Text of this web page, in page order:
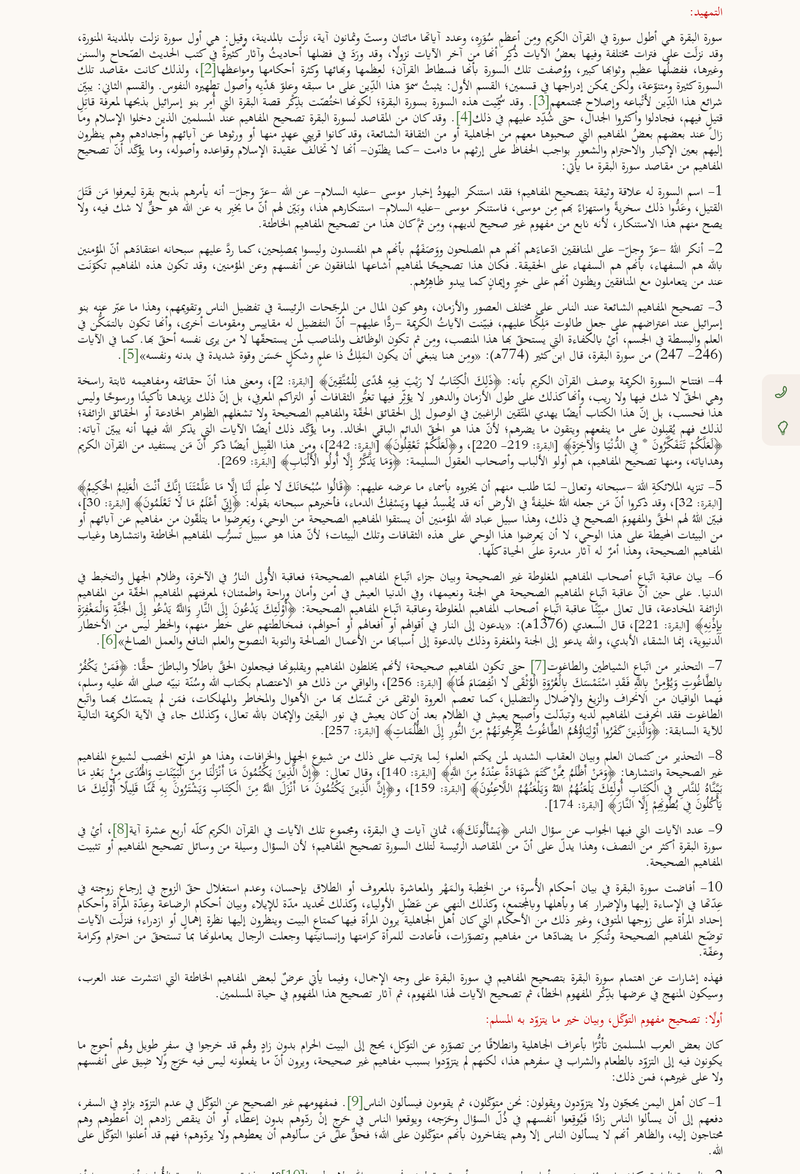
التمهيد:
سورة البقرة هي أطول سورة في القرآن الكريم ومِن أعظمِ سُوَرِه، وعدد آياتها مائتان وستّ وثمانون آية، نزلَت بالمدينة، وقيل: هي أول سورة نزلت بالمدينة المنورة،
وقد نزلَت على فترات مختلفة وفيها بعضُ الآيات ذُكِر أنها من آخر الآيات نزولًا، وقد ورَدَ في فضلها أحاديثُ وآثار ٌكثيرةٌ في كتب الحديث الصّحاح والسنن
وغيرها، ففضلُها عظيم وثوابها كبير، ووُصفت تلك السورة بأنها فسطاط القرآن؛ لعِظمها وبهائها وكثرة أحكامها ومواعظها[2] ، ولذلك كانت مقاصد تلك
السورة كثيرة ومتنوّعة، ولكن يمكن إدراجها في قسمين؛ القسم الأول: يثبتُ سموّ هذا الدِّين على ما سبقه وعلوّ هَدْيِه وأصول تطهيره النفوس. والقسم الثاني: يبيِّن
شرائع هذا الدِّين لأَتْباعه وإصلاح مجتمعهم[3] . وقد سُمِّيت هذه السورة بسورة البقرة؛ لكونها اختُصّت بذِكْر قصة البقرة التي أُمِر بنو إسرائيل بذبحها لمعرفة قاتِلِ
قتيلٍ فيهم، فجادلوا وأكثروا الجدال، حتى شُدِّد عليهم في ذلك[4] . وقد كان من المقاصد لسورة البقرة تصحيح المفاهيم عند المسلمين الذين دخلوا الإسلام وما
زال عند بعضهم بعضُ المفاهيم التي صحبوها معهم من الجاهلية أو من الثقافة الشائعة، وقد كانوا قريبي عهدٍ منها أو ورثوها عن آبائهم وأجدادهم وهم ينظرون
إليهم بعين الإكبار والاحترام والشعور بواجب الحفاظ على إرثهم ما دامت -كما يظنّون- أنها لا تخالف عقيدة الإسلام وقواعده وأصوله، وما يؤكّد أنّ تصحيح
المفاهيم من مقاصد سورة البقرة ما يأتي:
1- اسم السورة له علاقة وثيقة بتصحيح المفاهيم؛ فقد استنكر اليهودُ إخبار موسى -عليه السلام- عن الله -عزّ وجلّ- أنه يأمرهم بذبح بقرة ليعرفوا مَن قَتَلَ
القتيل، وعَدُّوا ذلك سخريةً واستهزاءً بهم مِن موسى، فاستنكر موسى -عليه السلام- استنكارهم هذا، وبَيّن لهم أنّ ما يخبِر به عن الله هو حقٌّ لا شك فيه، ولا
يصح منهم هذا الاستنكار، لأنه نابع من مفهوم غير صحيح لديهم، ومِن ثمَّ كان هذا من تصحيح المفاهيم الخاطئة.
2- أنكر اللهُ -عزّ وجلّ- على المنافقين ادّعاءَهم أنهم هم المصلحون ووَصَفَهُم بأنهم هم المفسدون وليسوا بمصلِحين، كما ردَّ عليهم سبحانه اعتقادَهم أنّ المؤمنين
بالله هم السفهاء، بأنهم هم السفهاء على الحقيقة. فكان هذا تصحيحًا لمفاهيم أشاعها المنافقون عن أنفسهم وعن المؤمنين، وقد تكون هذه المفاهيم تكوّنَت
عند من يتعاملون مع المنافقين ويظنون أنهم على خيرٍ وإيمانٍ كما يبدو ظاهِرُهم.
3- تصحيح المفاهيم الشائعة عند الناس على مختلف العصور والأزمان، وهو كون المال من المرجّحات الرئيسة في تفضيل الناس وتقويمهم، وهذا ما عبّر عنه بنو
إسرائيل عند اعتراضهم على جعلِ طالوت مَلِكًا عليهم، فبيّـنت الآياتُ الكريمة -ردًّا عليهم- أنّ التفضيل له مقاييس ومقومات أخرى، وأنها تكون بالتمَكُّن في
العلم والبسطة في الجسم، أيْ بالكفاءة التي يستحقّ بها هذا المنصب، ومِن ثم تكون الوظائف والمناصب لمن يستحقّها لا من يرى نفسه أحقّ بها. كما في الآيات
(246- 247) من سورة البقرة، قال ابن كثير (774هـ): «ومِن هنا ينبغي أن يكون الـمَلِكُ ذا علمٍ وشكلٍ حَسَن وقوة شديدة في بدنه ونفسه» [5]
.
4- افتتاح السورة الكريمة بوصف القرآن الكريم بأنه: ﴿‌ذَلِكَ ‌الْكِتَابُ لَا رَيْبَ فِيهِ هُدًى لِلْمُتَّقِينَ﴾
[البقرة: 2] ، ومعنى هذا أنّ حقائقه ومفاهيمه ثابتة راسخة
وهي الحقّ لا شك فيها ولا ريب، وأنها كذلك على طول الأزمان والدهور لا يؤثِّر فيها تغيُّر الثقافات أو التراكم المعرفي، بل إنّ ذلك يزيدها تأكيدًا ورسوخًا وليس
هذا فحسب، بل إنّ هذا الكتاب أيضًا يهدي المتّقين الراغبين في الوصول إلى الحقائق الحقّة والمفاهيم الصحيحة ولا تشغلهم الظواهر الخادعة أو الحقائق الزائفة؛
لذلك فهم يُقبِلون على ما ينفعهم ويتقون ما يضرهم؛ لأنّ هذا هو الحقّ الدائم الباقي الخالد. وما يؤكّد ذلك أيضًا الآيات التي يذكر الله فيها أنه يبيّن آياته:
﴿‌لَعَلَّكُمْ ‌تَتَفَكَّرُونَ * فِي الدُّنْيَا وَالْآخِرَةِ﴾ [البقرة: 219- 220] ، و﴿‌لَعَلَّكُمْ ‌تَعْقِلُونَ﴾ [البقرة: 242] ، ومن هذا القَبِيل أيضًا ذكر أنّ مَن يستفيد من القرآن الكريم
وهداياته، ومنها تصحيح المفاهيم، هم أولو الألباب وأصحاب العقول السليمة: ﴿‌وَمَا ‌يَذَّكَّرُ ‌إِلَّا ‌أُولُو ‌الْأَلْبَابِ﴾ [البقرة: 269].
5- تنزيه الملائكةِ اللهَ -سبحانه وتعالى- لـمّا طلب منهم أن يخبروه بأسماء ما عرضه عليهم: ﴿قَالُوا سُبْحَانَكَ لَا عِلْمَ لَنَا إِلَّا مَا عَلَّمْتَنَا إِنَّكَ أَنْتَ الْعَلِيمُ الْحَكِيمُ﴾
[البقرة: 32] ، وقد ذكروا أنّ مَن جعله اللهُ خليفةً في الأرض أنه قد يُفْسِدُ فيها ويَسْفِكُ الدماء، فأخبرهم سبحانه بقوله: ﴿إِنِّي أَعْلَمُ مَا لَا تَعْلَمُونَ﴾[البقرة: 30] ،
فبيّن اللهُ لهم الحقَّ والمفهومَ الصحيح في ذلك، وهذا سبيل عباد الله المؤمنين أن يستقوا المفاهيم الصحيحة من الوحي، ويَعرِضوا ما يتلقّون من مفاهيم عن آبائهم أو
من البيئات المحيطة على هذا الوحي، لا أن يَعرِضوا هذا الوحي على هذه الثقافات وتلك البيئات؛ لأنّ هذا هو سبيل تسرُّب المفاهيم الخاطئة وانتشارها وغياب
المفاهيم الصحيحة، وهذا أمرٌ له آثار مدمرة على الحياة كلّها.
6- بيان عاقبة اتّباع أصحاب المفاهيم المغلوطة غير الصحيحة وبيان جزاء اتّباع المفاهيم الصحيحة؛ فعاقبة الأُولى النارُ في الآخرة، وظلام الجهل والتخبط في
الدنيا. على حين أنّ عاقبة اتّباع المفاهيم الصحيحة هي الجنة ونعيمها، وفي الدنيا العيش في أمن وأمان وراحة واطمئنان؛ لمعرفتهم المفاهيم الحقّة من المفاهيم
الزائفة المخادعة، قال تعالى مبيِّنًا عاقبة اتّباع أصحاب المفاهيم المغلوطة وعاقبة اتّباع المفاهيم الصحيحة: ﴿أُوْلَـئِكَ يَدْعُونَ إِلَى النَّارِ وَاللَّهُ يَدْعُو إِلَى الْجَنَّةِ وَالْمَغْفِرَةِ
بِإِذْنِهِ﴾ [البقرة: 221] ، قال السعدي (1376هـ): «يدعون إلى النار في أقوالهم أو أفعالهم أو أحوالهم، فمخالطتهم على خطر منهم، والخطر ليس من الأخطار
الدنيوية، إنما الشقاء الأبدي، والله يدعو إلى الجنة والمغفرة وذلك بالدعوة إلى أسبابها من الأعمال الصالحة والتوبة النصوح والعلم النافع والعمل الصالح»[6]
.
7- التحذير من اتّباع الشياطين والطاغوت
[7] حتى تكون المفاهيم صحيحة؛ لأنهم يخلطون المفاهيم ويقلبونها فيجعلون الحقَّ باطلًا والباطلَ حقًّا: ﴿فَمَنْ يَكْفُرْ
بِالطَّاغُوتِ وَيُؤْمِنْ بِاللَّهِ فَقَدِ اسْتَمْسَكَ بِالْعُرْوَةِ الْوُثْقَى لَا انْفِصَامَ لَهَا﴾ [البقرة: 256] ، والواقي من ذلك هو الاعتصام بكتاب الله وسُنّة نبيّه صلى الله عليه وسلم،
فهما الواقيان من الانحراف والزيغ والإضلال والتضليل، كما تعصم العروة الوثقى مَن تمسّك بها من الأهوال والمخاطر والمهلكات، فمَن لم يتمسّك بهما واتّبع
الطاغوت فقد انحرفت المفاهيم لديه وتبدّلت وأصبح يعيش في الظلام بعد أن كان يعيش في نور اليقين والإيمان بالله تعالى، وكذلك جاء في الآية الكريمة التالية
للآية السابقة: ﴿وَالَّذِينَ كَفَرُوا أَوْلِيَاؤُهُمُ الطَّاغُوتُ يُخْرِجُونَهُمْ مِنَ النُّورِ إِلَى الظُّلُمَاتِ﴾ [البقرة: 257].
8- التحذير من كتمان العلم وبيان العقاب الشديد لمن يكتم العلم؛ لِما يترتب على ذلك من شيوع الجهل والخرافات، وهذا هو المرتع الخصب لشيوع المفاهيم
غير الصحيحة وانتشارها: ﴿وَمَنْ أَظْلَمُ مِمَّنْ كَتَمَ شَهَادَةً عِنْدَهُ مِنَ اللَّهِ﴾ [البقرة: 140] ، وقال تعالى: ﴿إِنَّ الَّذِينَ يَكْتُمُونَ مَا أَنْزَلْنَا مِنَ الْبَيِّنَاتِ وَالْهُدَى مِنْ بَعْدِ مَا
بَيَّنَّاهُ لِلنَّاسِ فِي الْكِتَابِ أُولَـئِكَ يَلْعَنُهُمُ اللّهُ وَيَلْعَنُهُمُ اللَّاعِنُونَ﴾ [البقرة: 159] ، و﴿إِنَّ الَّذِينَ يَكْتُمُونَ مَا أَنْزَلَ اللَّهُ مِنَ الْكِتَابِ وَيَشْتَرُونَ بِهِ ثَمَنًا قَلِيلًا أُوْلَـئِكَ مَا
يَأْكُلُونَ فِي بُطُونِهِمْ إِلَّا النَّارَ﴾ [البقرة: 174].
9- عدد الآيات التي فيها الجواب عن سؤال الناس ﴿يَسْأَلُونَكَ﴾، ثماني آيات في البقرة، ومجموع تلك الآيات في القرآن الكريم كلّه أربع عشرة آية [8] ، أيْ في
سورة البقرة أكثر من النصف، وهذا يدلّ على أنّ من المقاصد الرئيسة لتلك السورة تصحيح المفاهيم؛ لأن السؤال وسيلة من وسائل تصحيح المفاهيم أو تثبيت
المفاهيم الصحيحة.
10- أفاضت سورة البقرة في بيان أحكام الأُسرة؛ من الخِطبة والـمَهْر والمعاشرة بالمعروف أو الطلاق بإحسان، وعدم استغلال حقّ الزوج في إرجاع زوجته في
عِدّتها في الإساءة إليها والإضرار بها وبأهلها وبالمجتمع، وكذلك النهي عن عَضْلِ الأولياء، وكذلك تحديد مدّة للإيلاء وبيان أحكام الرضاعة وعِدّة المرأة وأحكام
إحداد المرأة على زوجها المتوفى، وغير ذلك من الأحكام التي كان أهل الجاهلية يرون المرأة فيها كمتاعِ البيت وينظرون إليها نظرة إهمالٍ أو ازدراء؛ فنزلَت الآيات
توضّح المفاهيم الصحيحة وتُنكِر ما يضادّها من مفاهيم وتصوّرات، فأعادت للمرأة كرامتها وإنسانيتها وجعلت الرجال يعاملونها بما تستحقّ من احترام وكرامة
وعفّة.
فهذه إشارات عن اهتمام سورة البقرة بتصحيح المفاهيم في سورة البقرة على وجه الإجمال، وفيما يأتي عرضٌ لبعض المفاهيم الخاطئة التي انتشرت عند العرب،
وسيكون المنهج في عرضها بذِكْر المفهوم الخطأ، ثم تصحيح الآيات لهذا المفهوم، ثم آثار تصحيح هذا المفهوم في حياة المسلمين.
أولًا: تصحيح مفهوم التوكّل، وبيان خير ما يتزوّد به المسلم:
كان بعض العرب المسلمين تأثُّرًا بأعراف الجاهلية وانطلاقًا مِن تصوّرهِ عن التوكل، يحج إلى البيت الحرام بدون زادٍ وهُم قد خرجوا في سفرٍ طويل وهُم أحوج ما
يكونون فيه إلى التزوّد بالطعام والشراب في سفرهم هذا، لكنهم لم يتزوّدوا بسبب مفاهيم غير صحيحة، ويرون أنّ ما يفعلونه ليس فيه حَرَج ولا ضِيق على أنفسهم
ولا على غيرهم، فمن ذلك:
1- كان أهل اليمن يحجّون ولا يتزوّدون ويقولون: نحن متوكّلون، ثم يقومون فيسألون الناس
[9] . فمفهومهم غير الصحيح عن التوكّل في عدم التزوّد بزادٍ في السفر،
دفعهم إلى أن يسألوا الناس زادًا فَيُوقِعوا أنفسهم في ذُلّ السؤال وحَرَجه، ويوقعوا الناس في حَرجٍ إنْ ردّوهم بدون إعطاء أو أن ينقص زادهم إن أعطوهم وهم
محتاجون إليه، والظاهر أنهم لا يسألون الناس إلا وهم يتفاخرون بأنهم متوكّلون على الله؛ فحقٌّ على مَن سألوهم أن يعطوهم ولا يردّوهم؛ فهم قد أعلنوا التوكّل على
الله.